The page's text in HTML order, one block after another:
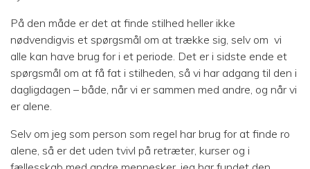
På den måde er det at finde stilhed heller ikke
nødvendigvis et spørgsmål om at trække sig, selv om vi
alle kan have brug for i et periode. Det er i sidste ende et
spørgsmål om at få fat i stilheden, så vi har adgang til den i
dagligdagen – både, når vi er sammen med andre, og når vi
er alene.
Selv om jeg som person som regel har brug for at finde ro
alene, så er det uden tvivl på retræter, kurser og i